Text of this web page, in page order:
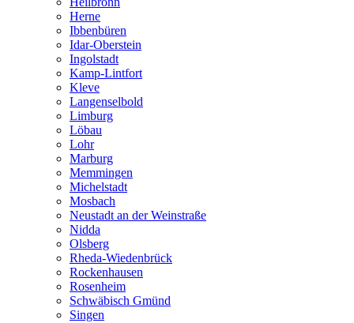
Herne
Ibbenbüren
Idar-Oberstein
Ingolstadt
Kamp-Lintfort
Kleve
Langenselbold
Limburg
Löbau
Lohr
Marburg
Memmingen
Michelstadt
Mosbach
Neustadt an der Weinstraße
Nidda
Olsberg
Rheda-Wiedenbrück
Rockenhausen
Rosenheim
Schwäbisch Gmünd
Singen